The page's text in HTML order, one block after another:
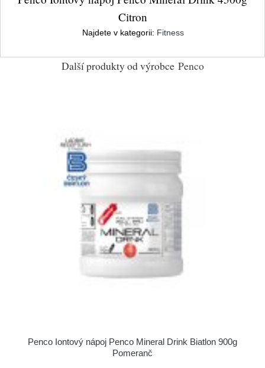
Citron
Najdete v kategorii: Fitness
Další produkty od výrobce Penco
Penco Iontový nápoj Penco Mineral Drink Biatlon 900g
Pomeranč